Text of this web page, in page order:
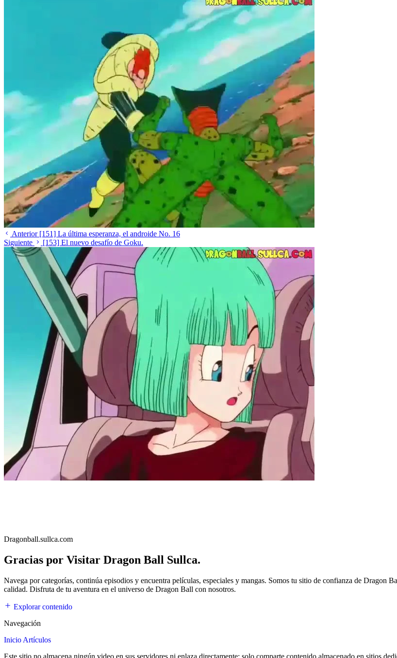
Anterior [151] La última esperanza, el androide No. 16
Siguiente
[153] El nuevo desafío de Goku.
Dragonball.sullca.com
Gracias por Visitar Dragon Ball Sullca.
Navega por categorías, continúa episodios y encuentra películas, especiales y mangas. Somos tu sitio de confianza de Dragon
calidad. Disfruta de tu aventura en el universo de Dragon Ball con nosotros.
Explorar contenido
Navegación
Inicio Artículos
Este sitio no almacena ningún video en sus servidores ni enlaza directamente; solo comparte contenido almacenado en sitios